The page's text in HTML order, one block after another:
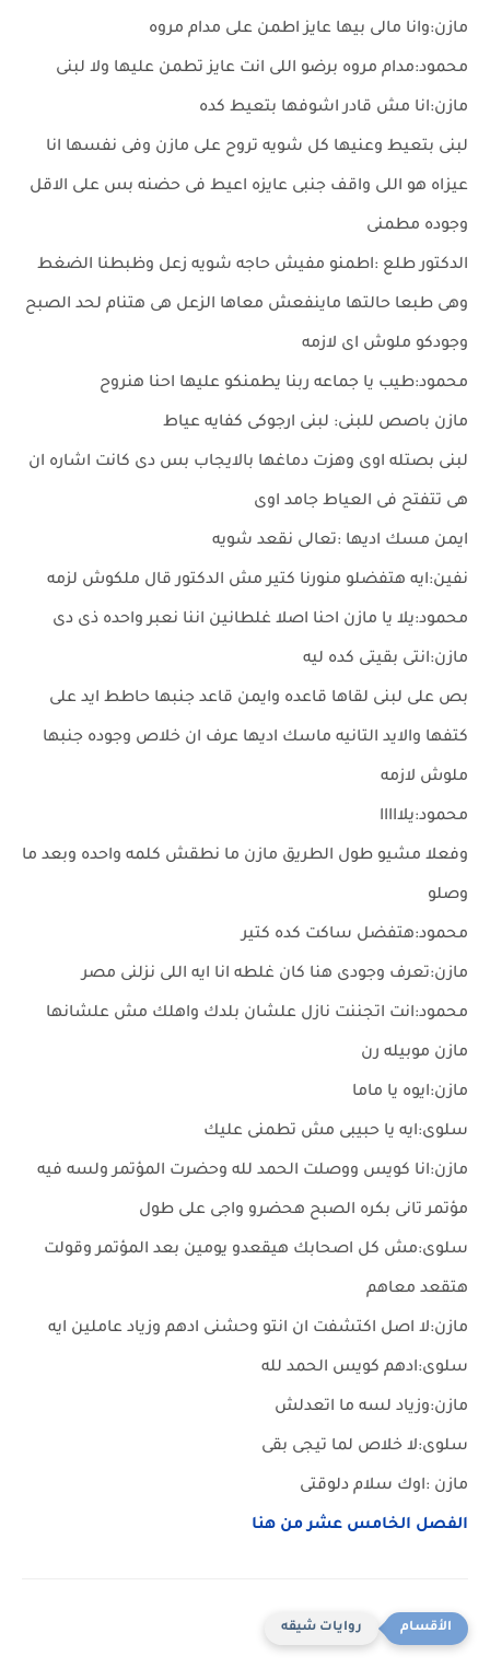
مازن:وانا مالى بيها عايز اطمن على مدام مروه
محمود:مدام مروه برضو اللى انت عايز تطمن عليها ولا لبنى
مازن:انا مش قادر اشوفها بتعيط كده
لبنى بتعيط وعنيها كل شويه تروح على مازن وفى نفسها انا
عيزاه هو اللى واقف جنبى عايزه اعيط فى حضنه بس على الاقل
وجوده مطمنى
الدكتور طلع :اطمنو مفيش حاجه شويه زعل وظبطنا الضغط
وهى طبعا حالتها ماينفعش معاها الزعل هى هتنام لحد الصبح
وجودكو ملوش اى لازمه
محمود:طيب يا جماعه ربنا يطمنكو عليها احنا هنروح
مازن باصص للبنى: لبنى ارجوكى كفايه عياط
لبنى بصتله اوى وهزت دماغها بالايجاب بس دى كانت اشاره ان
هى تتفتح فى العياط جامد اوى
ايمن مسك اديها :تعالى نقعد شويه
نفين:ايه هتفضلو منورنا كتير مش الدكتور قال ملكوش لزمه
محمود:يلا يا مازن احنا اصلا غلطانين اننا نعبر واحده ذى دى
مازن:انتى بقيتى كده ليه
بص على لبنى لقاها قاعده وايمن قاعد جنبها حاطط ايد على
كتفها والايد التانيه ماسك اديها عرف ان خلاص وجوده جنبها
ملوش لازمه
محمود:يلااااا
وفعلا مشيو طول الطريق مازن ما نطقش كلمه واحده وبعد ما
وصلو
محمود:هتفضل ساكت كده كتير
مازن:تعرف وجودى هنا كان غلطه انا ايه اللى نزلنى مصر
محمود:انت اتجننت نازل علشان بلدك واهلك مش علشانها
مازن موبيله رن
مازن:ايوه يا ماما
سلوى:ايه يا حبيبى مش تطمنى عليك
مازن:انا كويس ووصلت الحمد لله وحضرت المؤتمر ولسه فيه
مؤتمر تانى بكره الصبح هحضرو واجى على طول
سلوى:مش كل اصحابك هيقعدو يومين بعد المؤتمر وقولت
هتقعد معاهم
مازن:لا اصل اكتشفت ان انتو وحشنى ادهم وزياد عاملين ايه
سلوى:ادهم كويس الحمد لله
مازن:وزياد لسه ما اتعدلش
سلوى:لا خلاص لما تيجى بقى
مازن :اوك سلام دلوقتى
الفصل الخامس عشر من هنا
روايات شيقه